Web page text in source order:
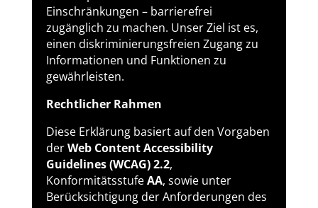
Einschränkungen – barrierefrei
zugänglich zu machen. Unser Ziel ist es,
einen diskriminierungsfreien Zugang zu
Informationen und Funktionen zu
gewährleisten.
Rechtlicher Rahmen
Diese Erklärung basiert auf den Vorgaben
derWeb Content Accessibility
Guidelines (WCAG) 2.2,
KonformitätsstufeAA, sowie unter
Berücksichtigung der Anforderungen des